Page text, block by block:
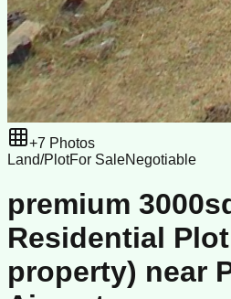
+7 Photos
Land/PlotFor SaleNegotiable
premium
Residential
property) near